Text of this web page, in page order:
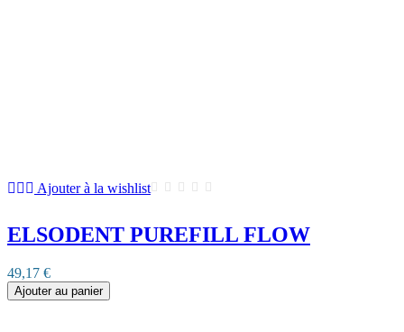
Ajouter à la wishlist
ELSODENT PUREFILL FLOW
49,17 €
Ajouter au panier